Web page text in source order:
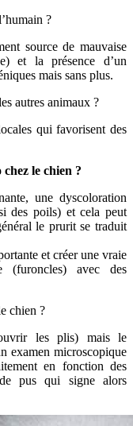
?
source de mauvaise
et la présence d’un
mais sans plus.
autres animaux ?
qui favorisent des
le chien ?
une dyscoloration
des poils) et cela peut
le prurit se traduit
et créer une vraie
(furoncles) avec des
chien ?
les plis) mais le
examen microscopique
en fonction des
pus qui signe alors